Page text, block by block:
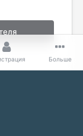
Больше